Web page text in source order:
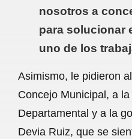
nosotros a
para solucionar
uno de los
Asimismo, le pidieron
Concejo Municipal, a
Departamental y a la
Devia Ruiz, que se